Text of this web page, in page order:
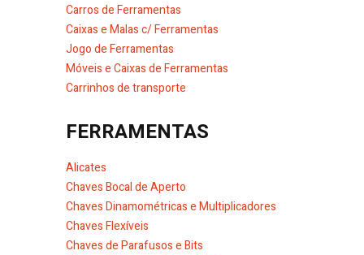
Carros de Ferramentas
Caixas e Malas c/ Ferramentas
Jogo de Ferramentas
Móveis e Caixas de Ferramentas
Carrinhos de transporte
FERRAMENTAS
Alicates
Chaves Bocal de Aperto
Chaves Dinamométricas e Multiplicadores
Chaves Flexíveis
Chaves de Parafusos e Bits